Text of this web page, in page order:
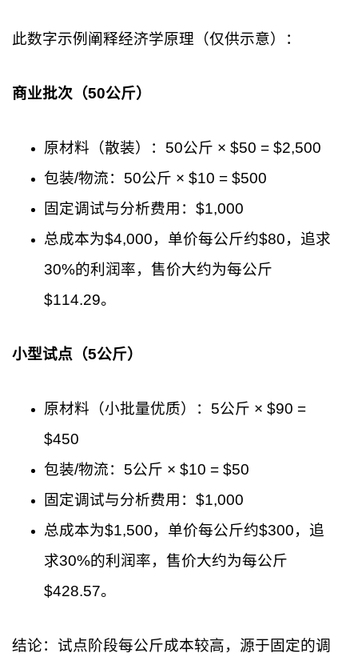
此数字示例阐释经济学原理（仅供示意）：
商业批次（50公斤）
原材料（散装）：50公斤 × $50 = $2,500
包装/物流：50公斤 × $10 = $500
固定调试与分析费用：$1,000
总成本为$4,000，单价每公斤约$80，追求
30%的利润率，售价大约为每公斤
$114.29。
小型试点（5公斤）
原材料（小批量优质）：5公斤 × $90 =
$450
包装/物流：5公斤 × $10 = $50
固定调试与分析费用：$1,000
总成本为$1,500，单价每公斤约$300，追
求30%的利润率，售价大约为每公斤
$428.57。
结论：试点阶段每公斤成本较高，源于固定的调